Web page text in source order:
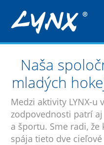
Naša
mladých
Medzi aktivity LYNX-u
zodpovednosti patrí
a športu. Sme radi, že
spája tieto dve